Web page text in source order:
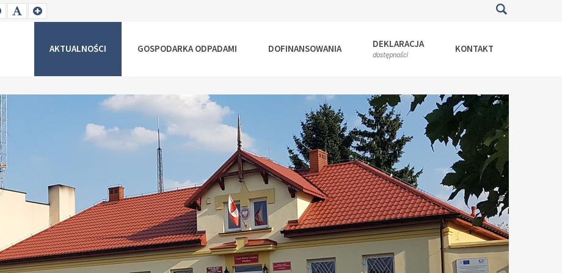
SET
SMALLER
SET
DEFAULT
SET
LARGER
AKTUALNOŚCI GOSPODARKA ODPADAMI DOFINANSOWANIA DEKLARACJA
dostępności KONTAKT